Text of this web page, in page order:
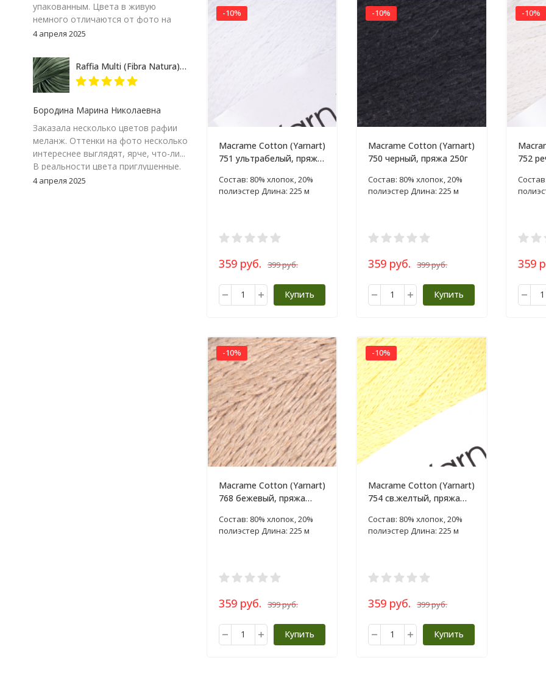
-10%
Macrame Cotton (Yarnart)
751 ультрабелый, пряжа
Состав: 80% хлопок, 20%
полиэстер Длина: 225 м
359 руб. 399 руб.
Купить
-10%
Macrame Cotton (Yarnart)
750 черный, пряжа 250г
Состав: 80% хлопок, 20%
полиэстер Длина: 225 м
359 руб. 399 руб.
Купить
-10%
752
359
-10%
Macrame Cotton (Yarnart)
768 бежевый, пряжа
Состав: 80% хлопок, 20%
полиэстер Длина: 225 м
359 руб. 399 руб.
Купить
-10%
Macrame Cotton (Yarnart)
754 св.желтый, пряжа
Состав: 80% хлопок, 20%
полиэстер Длина: 225 м
359 руб. 399 руб.
Купить
упакованным. Цвета в живую
немного отличаются от фото на
экране компьютера, но мне
Думаю, изделие получится
интересным
4 апреля 2025
Raffia Multi (Fibra Natura) 117-24 зеленый меланж, пряжа 35г
Бородина Марина Николаевна
Заказала несколько цветов рафии
меланж. Оттенки на фото несколько
интереснее выглядят, ярче, что-ли...
В реальности цвета приглушенные.
Цвет 117-24, зеленый меланж. Мне
4 апреля 2025